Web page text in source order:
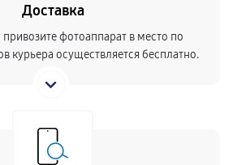
Доставка
фотоаппарат в место по
курьера осуществляется бесплатно.